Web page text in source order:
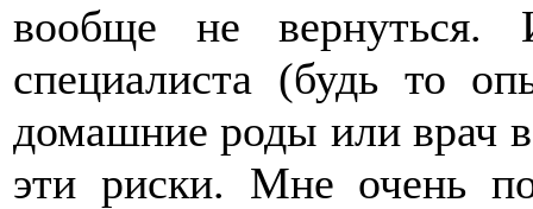
вообще не вернуться.
специалиста (будь то
домашние роды или врач
эти риски. Мне очень